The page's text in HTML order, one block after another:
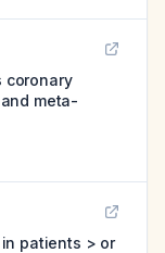
coronary
meta-
patients > or